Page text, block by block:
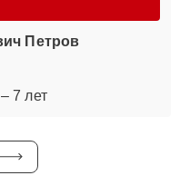
Петров
7 лет